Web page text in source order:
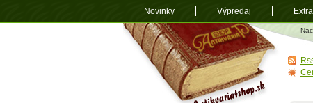
Antikvariát
shop.sk
Novinky Výpredaj